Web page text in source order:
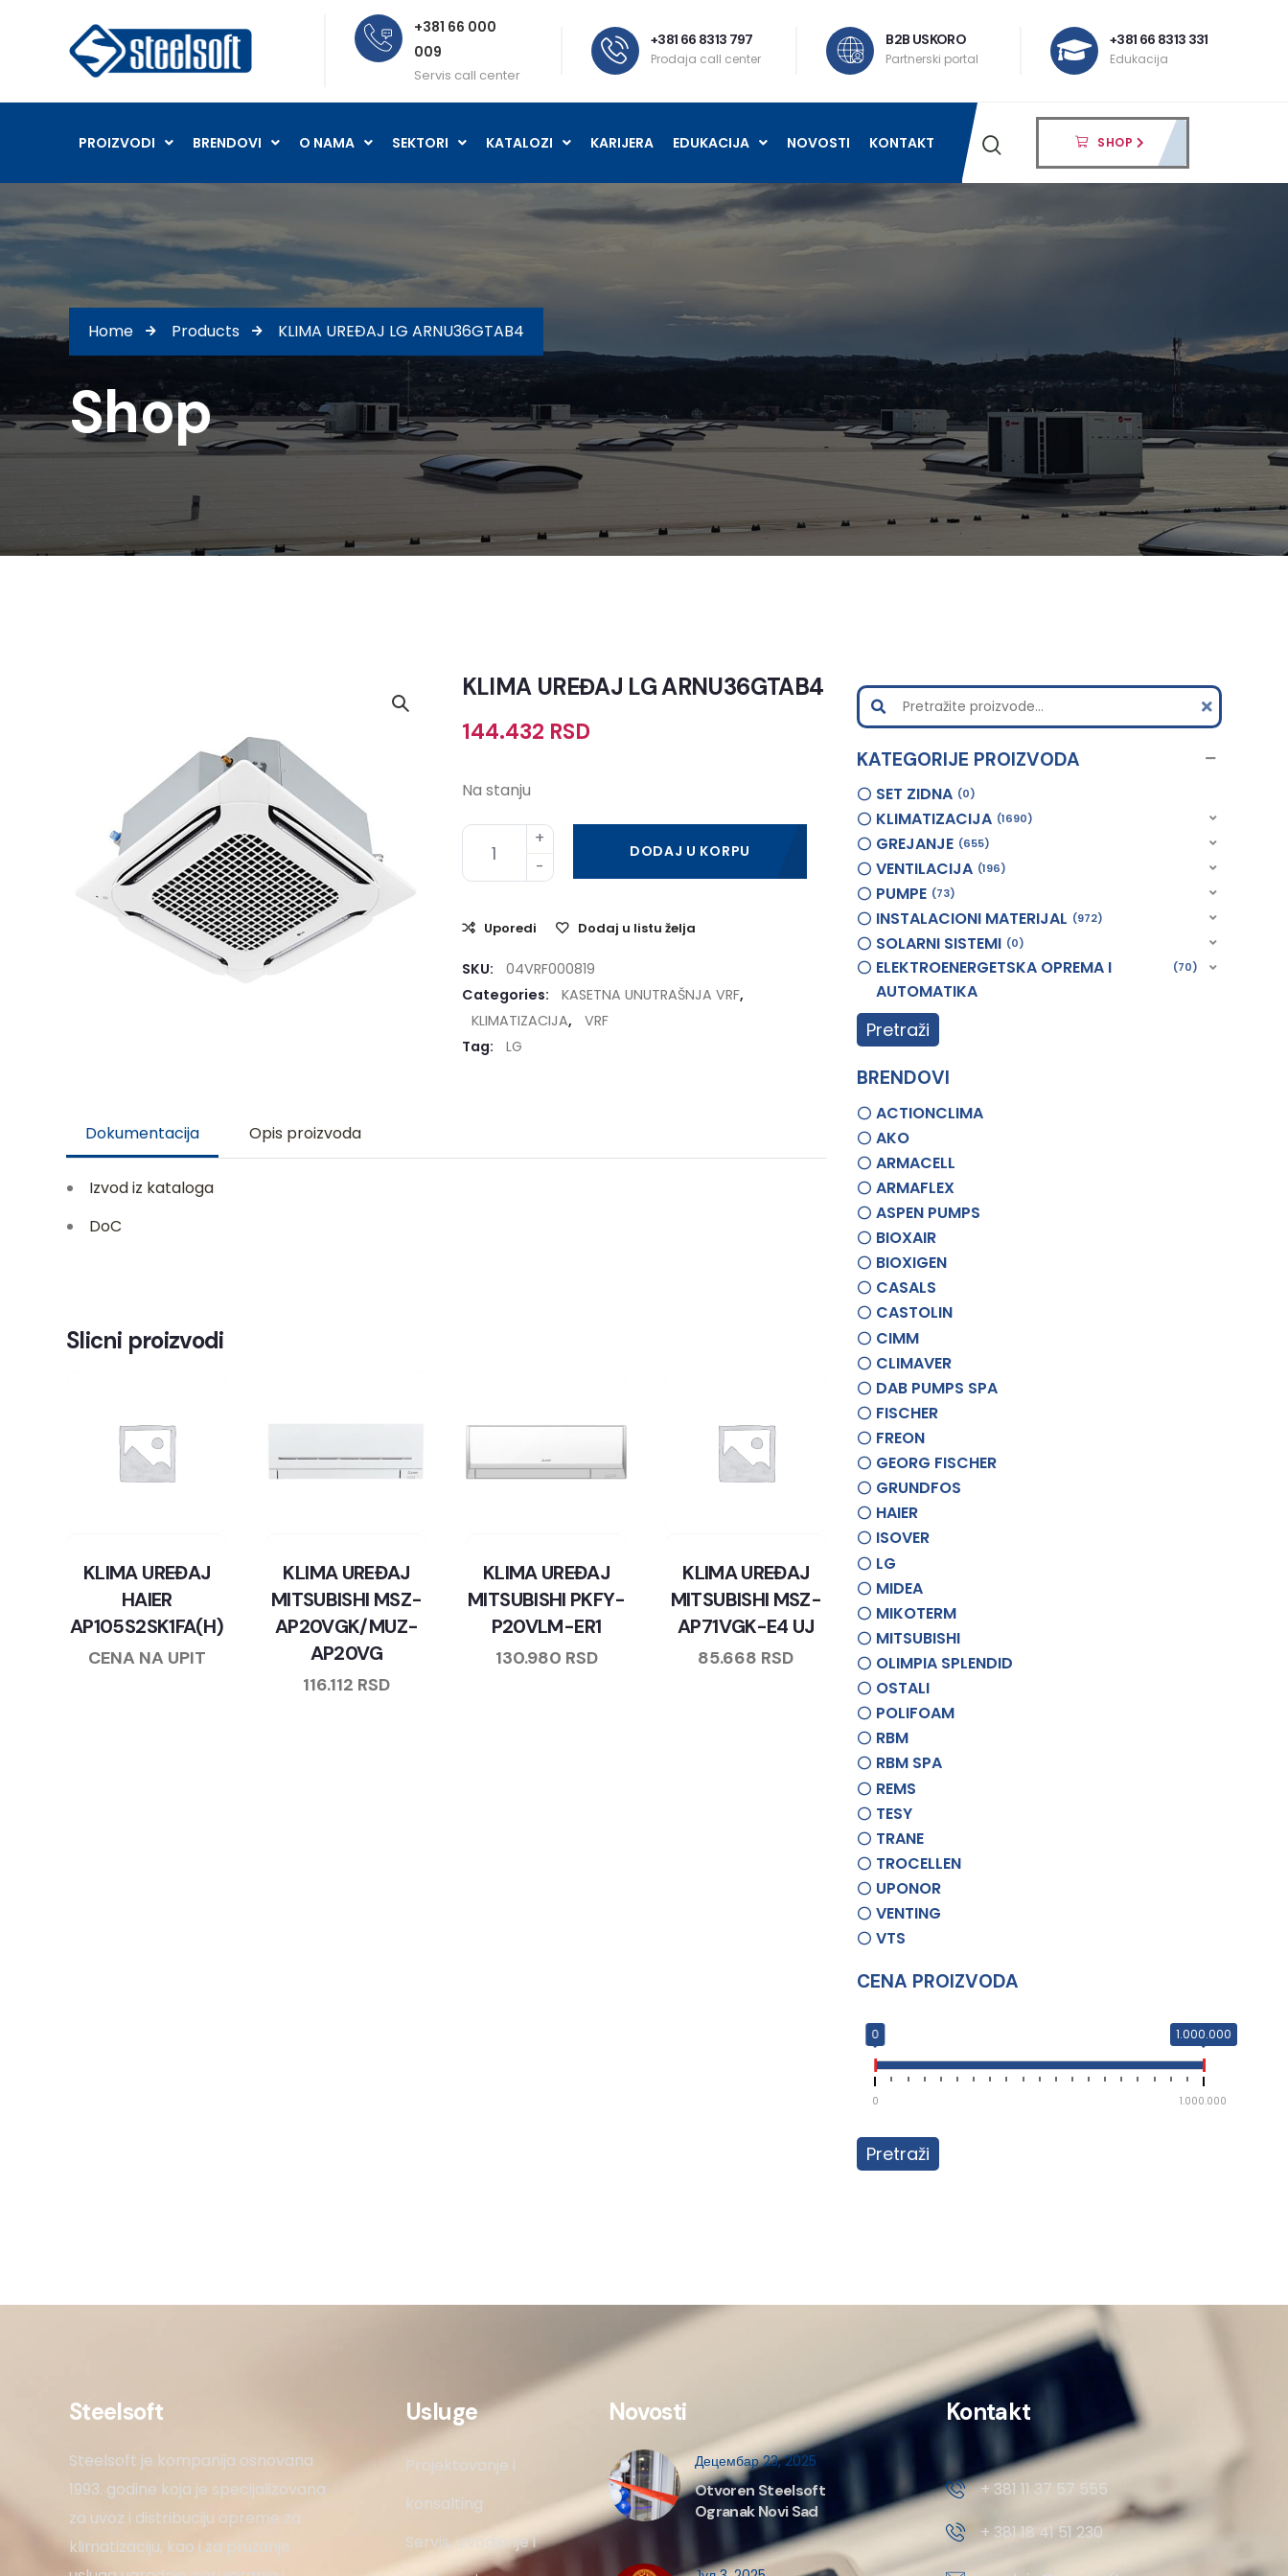
+381 66 000
009
Servis call center
+381 66 8313 797
Prodaja call center
B2B USKORO
Partnerski portal
+381 66 8313 331
Edukacija
PROIZVODI BRENDOVI O NAMA SEKTORI KATALOZI KARIJERA EDUKACIJA NOVOSTI KONTAKT SHOP
Home Products KLIMA UREĐAJ LG ARNU36GTAB4
Shop
KLIMA UREĐAJ LG ARNU36GTAB4
144.432 RSD
Na stanju
DODAJ U KORPU
Uporedi Dodaj u listu želja
SKU:
04VRF000819
Categories:
KASETNA UNUTRAŠNJA VRF,
KLIMATIZACIJA,
VRF
Tag:
LG
Dokumentacija Opis proizvoda
Izvod iz kataloga
DoC
Slicni proizvodi
KLIMA UREĐAJ
HAIER
AP105S2SK1FA(H)
CENA NA UPIT
KLIMA UREĐAJ
MITSUBISHI MSZ-
AP20VGK/MUZ-
AP20VG
116.112 RSD
KLIMA UREĐAJ
MITSUBISHI PKFY-
P20VLM-ER1
130.980 RSD
KLIMA UREĐAJ
MITSUBISHI MSZ-
AP71VGK-E4 UJ
85.668 RSD
KATEGORIJE PROIZVODA
SET ZIDNA 0
KLIMATIZACIJA 1690
GREJANJE 655
VENTILACIJA 196
PUMPE 73
INSTALACIONI MATERIJAL 972
SOLARNI SISTEMI 0
ELEKTROENERGETSKA OPREMA I
AUTOMATIKA
70
Pretraži
BRENDOVI
ACTIONCLIMA
AKO
ARMACELL
ARMAFLEX
ASPEN PUMPS
BIOXAIR
BIOXIGEN
CASALS
CASTOLIN
CIMM
CLIMAVER
DAB PUMPS SPA
FISCHER
FREON
GEORG FISCHER
GRUNDFOS
HAIER
ISOVER
LG
MIDEA
MIKOTERM
MITSUBISHI
OLIMPIA SPLENDID
OSTALI
POLIFOAM
RBM
RBM SPA
REMS
TESY
TRANE
TROCELLEN
UPONOR
VENTING
VTS
CENA PROIZVODA
0 1.000.000
0 1.000.000
Pretraži
Steelsoft
Steelsoft je kompanija osnovana
1993. godine koja je specijalizovana
za uvoz i distribuciju opreme za
klimatizaciju, kao i za pružanje
Usluge
Projektovanje i
konsalting
Servis, izvodjenje i
Novosti
Децембар 23, 2025
Otvoren Steelsoft
Ogranak Novi Sad
Kontakt
+ 381 11 37 57 555
+ 381 18 41 51 230